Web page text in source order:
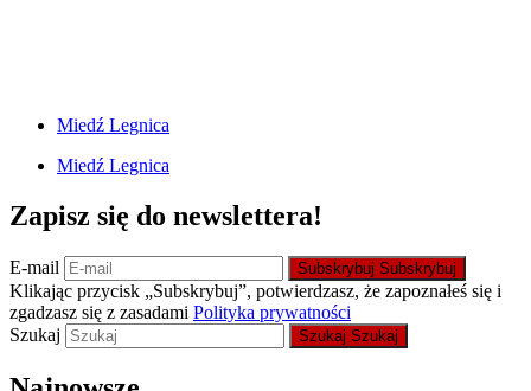
Miedź Legnica
Miedź Legnica
Zapisz się do newslettera!
E-mail Subskrybuj Subskrybuj
Klikając przycisk „Subskrybuj”, potwierdzasz, że zapoznałeś się i
zgadzasz się z zasadami Polityka prywatności
Szukaj
Szukaj Szukaj